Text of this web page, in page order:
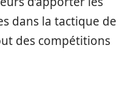
dans la tactique de
des compétitions